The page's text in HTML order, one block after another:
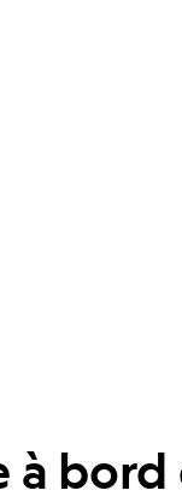
bord